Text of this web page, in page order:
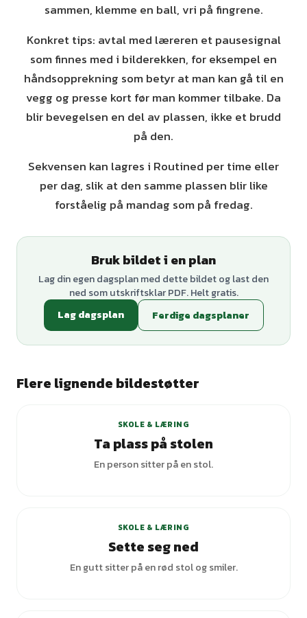
sammen, klemme en ball, vri på fingrene.
Konkret tips: avtal med læreren et pausesignal
som finnes med i bilderekken, for eksempel en
håndsopprekning som betyr at man kan gå til en
vegg og presse kort før man kommer tilbake. Da
blir bevegelsen en del av plassen, ikke et brudd
på den.
Sekvensen kan lagres i Routined per time eller
per dag, slik at den samme plassen blir like
forståelig på mandag som på fredag.
Bruk bildet i en plan
Lag din egen dagsplan med dette bildet og last den
ned som utskriftsklar PDF. Helt gratis.
Lag dagsplan
Ferdige dagsplaner
Flere lignende bildestøtter
SKOLE & LÆRING
Ta plass på stolen
En person sitter på en stol.
SKOLE & LÆRING
Sette seg ned
En gutt sitter på en rød stol og smiler.